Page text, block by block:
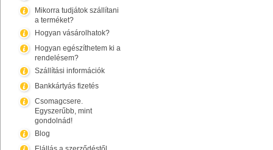
Mikorra tudjátok szállítani
a terméket?
Hogyan vásárolhatok?
Hogyan egészíthetem ki a
rendelésem?
Szállítási információk
Bankkártyás fizetés
Csomagcsere.
Egyszerűbb, mint
gondolnád!
Blog